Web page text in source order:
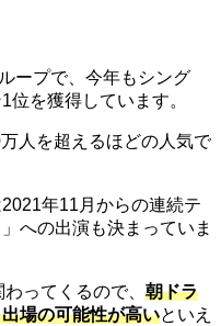
ープで、今年もシング
1位を獲得しています。
万人を超えるほどの人気で
2021年11 月からの連続テ
への出演も決まっていま
ってくるので、 朝ドラ
場の可能性が高いといえ